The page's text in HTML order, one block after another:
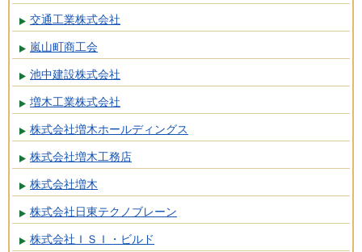
交通工業株式会社
嵐山町商工会
池中建設株式会社
増木工業株式会社
株式会社増木ホールディングス
株式会社増木工務店
株式会社増木
株式会社日東テクノブレーン
株式会社ＩＳＩ・ビルド